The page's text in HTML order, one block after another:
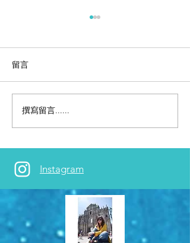
【香港迪士尼】幼兒友善
爸媽不崩潰親子旅遊實用
留言
撰寫留言......
Instagram